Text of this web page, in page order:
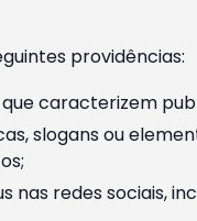
providências:
caracterizem
slogans ou
redes sociais,